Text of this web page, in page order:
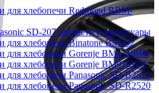
для хлебопечи Redmond RBM-
SD-207 запчасти и аксессуары
для хлебопечи Binatone BM202
для хлебопечи Gorenje BM1210BK
для хлебопечи Gorenje BM910WII
для хлебопечи Panasonic SD-B2510
для хлебопечи Panasonic SD-R2520